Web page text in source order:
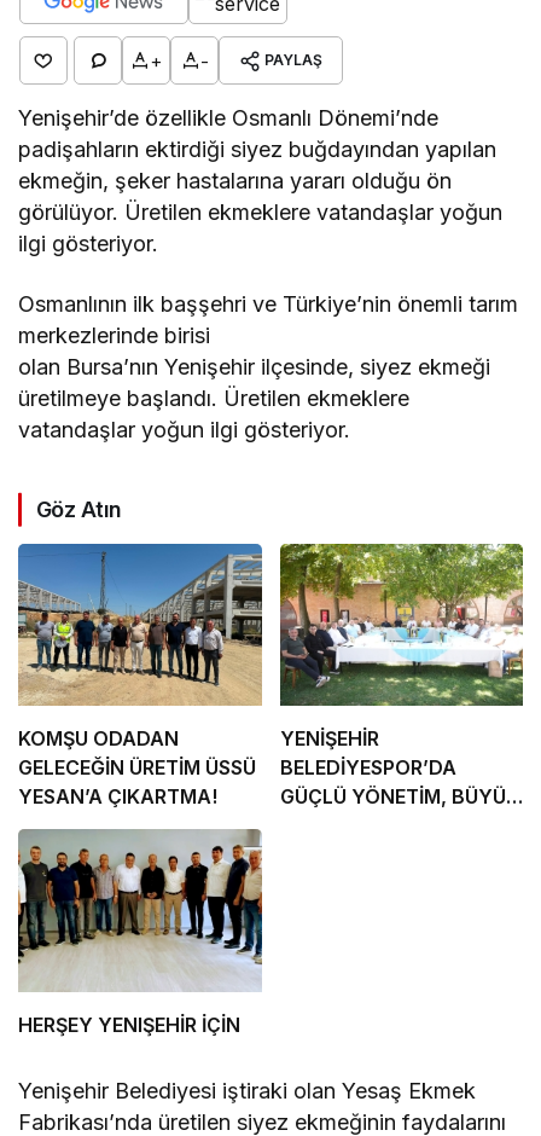
+ - PAYLAŞ
Yenişehir’de özellikle Osmanlı Dönemi’nde
padişahların ektirdiği siyez buğdayından yapılan
ekmeğin, şeker hastalarına yararı olduğu ön
görülüyor. Üretilen ekmeklere vatandaşlar yoğun
ilgi gösteriyor.
Osmanlının ilk başşehri ve Türkiye’nin önemli tarım
merkezlerinde birisi
olan Bursa’nın Yenişehir ilçesinde, siyez ekmeği
üretilmeye başlandı. Üretilen ekmeklere
vatandaşlar yoğun ilgi gösteriyor.
Göz Atın
KOMŞU ODADAN
GELECEĞİN ÜRETİM ÜSSÜ
YESAN’A ÇIKARTMA!
YENİŞEHİR
BELEDİYESPOR’DA
GÜÇLÜ YÖNETİM, BÜYÜK
HERŞEY YENIŞEHİR İÇİN
Yenişehir Belediyesi iştiraki olan Yesaş Ekmek
Fabrikası’nda üretilen siyez ekmeğinin faydalarını